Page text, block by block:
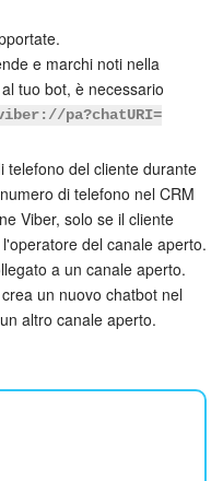
e marchi noti nella
tuo bot, è necessario
pa?chatURI=
telefono del cliente durante
di telefono nel CRM
Viber, solo se il cliente
del canale aperto.
a un canale aperto.
un nuovo chatbot nel
altro canale aperto.